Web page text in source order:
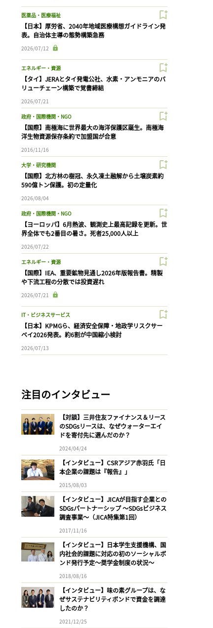
医薬品・医療福祉
【日本】厚労省、2040年地域医療構想ガイドライン発
表。自治体主導の態勢構築急務
2026/07/12
エネルギー・資源
【タイ】JERAとタイ発電公社、水素・アンモニアのバ
リューチェーン構築で覚書締結
2026/07/21
政府・国際機関・NGO
【国際】南極海に世界最大の海洋保護区誕生。南極海
洋生物資源保存条約で加盟国が合意
2016/11/16
大学・研究機関
【国際】北方林の樹冠、永久凍土融解から土壌炭素約
590億トン保護。初の定量化
2026/08/04
政府・国際機関・NGO
【ヨーロッパ】6月熱波、観測史上最高記録を更新。世
界全体でも2番目の暑さ。死者25,000人以上
2026/07/22
エネルギー・資源
【国際】IEA、重要鉱物見通し2026年版報告書。精製
や下流工程の分散では投資遅れ
2026/07/21
IT・ビジネスサービス
【日本】KPMGら、経済安全保障・地政学リスクサー
ベイ2026発表。約6割が中国縮小検討
2026/07/13
注目のインタビュー
【対談】三井住友ファイナンス＆リース
のSDGsリースは、なぜウォーターエイ
ドを寄付先に選んだのか？
2024/04/24
【インタビュー】CSRアジア赤羽氏「日
本企業の課題は『報告』」
2015/08/03
【インタビュー】JICAが目指す企業との
SDGsパートナーシップ 〜SDGsビジネス
調査事業〜（JICA特集第1回）
2017/11/16
【インタビュー】日本学生支援機構、国
内社会的課題に対応の初のソーシャルボ
ンド発行予定〜奨学金制度の状況〜
2018/08/16
【インタビュー】味の素グループは、な
ぜサステナビリティボンドで資金を調達
したのか？
2021/12/25